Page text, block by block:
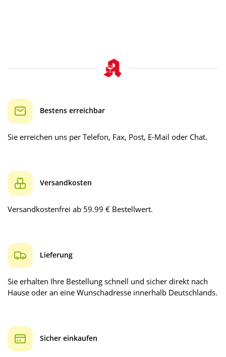
Bestens erreichbar
Sie erreichen uns per Telefon, Fax, Post, E-Mail oder Chat.
Versandkosten
Versandkostenfrei ab 59.99 € Bestellwert.
Lieferung
Sie erhalten Ihre Bestellung schnell und sicher direkt nach
Hause oder an eine Wunschadresse innerhalb Deutschlands.
Sicher einkaufen